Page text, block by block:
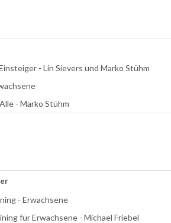
- Lin Sievers und Marko Stühm
- Marko Stühm
- Erwachsene
für Erwachsene - Michael Friebel